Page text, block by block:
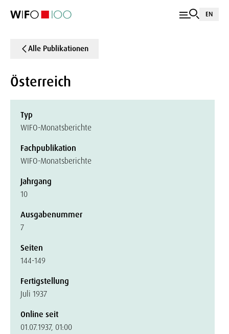
EN
Alle Publikationen
Österreich
Typ
WIFO-Monatsberichte
Fachpublikation
WIFO-Monatsberichte
Jahrgang
10
Ausgabenummer
7
Seiten
144-149
Fertigstellung
Juli 1937
Online seit
01.07.1937, 01:00